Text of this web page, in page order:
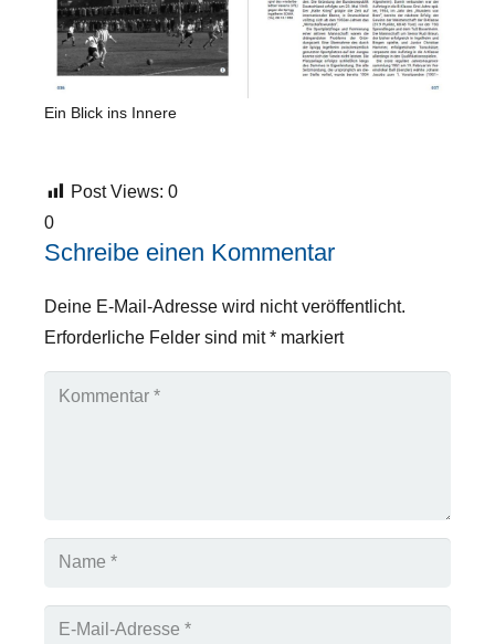
Ein Blick ins Innere
Post Views: 0
0
Schreibe einen Kommentar
Deine E-Mail-Adresse wird nicht veröffentlicht.
Erforderliche Felder sind mit* markiert